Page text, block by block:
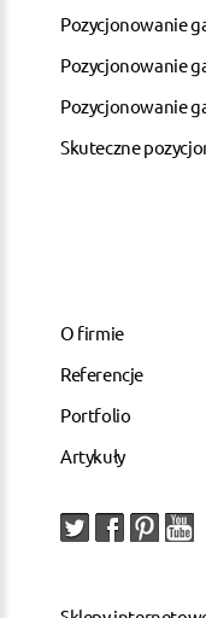
Pozycjonowanie
Pozycjonowanie
Pozycjonowanie
Skuteczne
O firmie
Referencje
Portfolio
Artykuły